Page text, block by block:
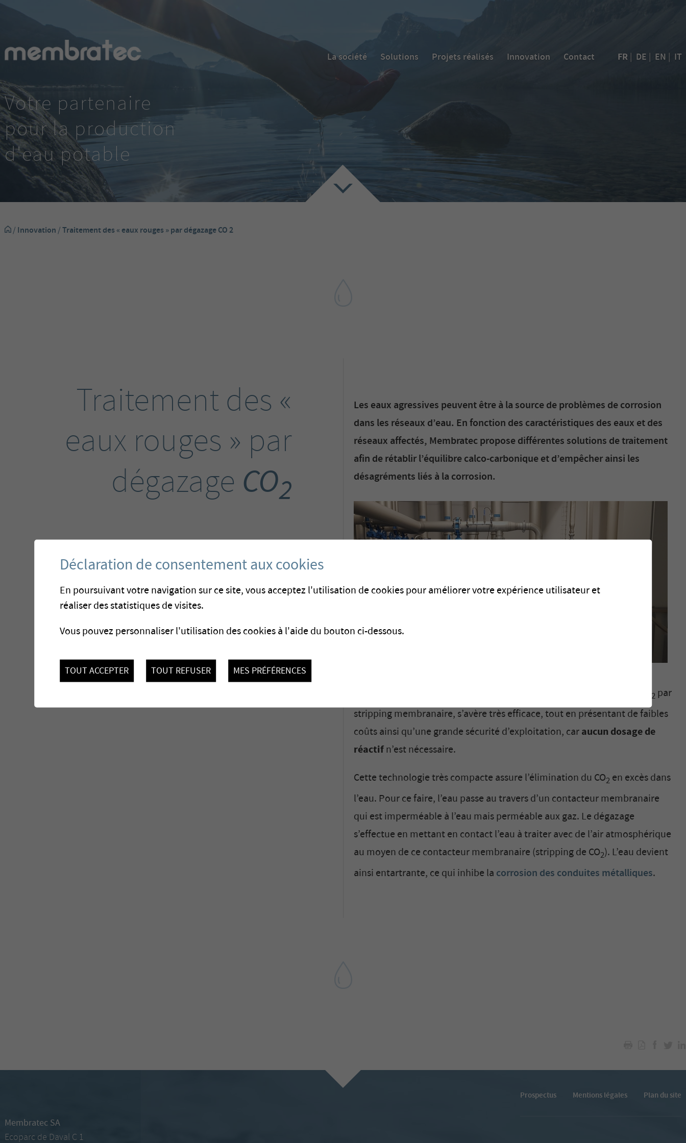
FR | DE | EN | IT
La société Solutions Projets réalisés Innovation Contact
Votre partenaire
pour la production
d'eau potable
/ Innovation/Traitement des « eaux rouges » par dégazage CO 2
Traitement des «
eaux rouges » par
dégazage CO2
Les eaux agressives peuvent être à la source de problèmes de corrosion
dans les réseaux d’eau. En fonction des caractéristiques des eaux et des
réseaux affectés, Membratec propose différentes solutions de traitement
afin de rétablir l’équilibre calco-carbonique et d’empêcher ainsi les
désagréments liés à la corrosion.
2 par
stripping membranaire, s’avère très efficace, tout en présentant de faibles
coûts ainsi qu’une grande sécurité d’exploitation, caraucun dosage de
réactifn’est nécessaire.
Cette technologie très compacte assure l’élimination du CO2 en excès dans
l’eau. Pour ce faire, l’eau passe au travers d’un contacteur membranaire
qui est imperméable à l’eau mais perméable aux gaz. Le dégazage
s’effectue en mettant en contact l’eau à traiter avec de l’air atmosphérique
au moyen de ce contacteur membranaire (stripping de CO2). L’eau devient
ainsi entartrante, ce qui inhibe la corrosion des conduites métalliques.
Membratec SA
Ecoparc de Daval C 1
Prospectus Mentions légales Plan du site
Déclaration de consentement aux cookies
En poursuivant votre navigation sur ce site, vous acceptez l'utilisation de cookies pour améliorer votre expérience utilisateur et
réaliser des statistiques de visites.
Vous pouvez personnaliser l'utilisation des cookies à l'aide du bouton ci-dessous.
TOUT ACCEPTER TOUT REFUSER MES PRÉFÉRENCES